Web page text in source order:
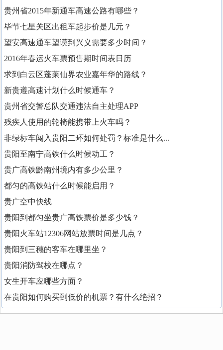
贵州省2015年新通车高速公路有哪些？
毕节七星关区出租车起步价是几元？
望安高速通车望谟到兴义需要多少时间？
2016年春运火车票预售期时间表日历
求到白云区蓬莱仙界农业嘉年华的路线？
新贵遵高速计划什么时候通车？
贵州省交警总队交通违法自主处理APP
残疾人使用的轮椅能携带上火车吗？
非绿标车闯入贵阳二环如何处罚？标准是什么...
贵阳至南宁高铁什么时候动工？
贵广高铁黔南州境内有多少公里？
都匀的高铁站什么时候能启用？
贵广空中快线
贵阳到都匀坐贵广高铁票价是多少钱？
贵阳火车站12306网站放票时间是几点？
贵阳到三穗的客车在哪里坐？
贵阳消防驾校在哪点？
女生开车应哪些方面？
在贵阳如何购买到低价的机票？有什么绝招？